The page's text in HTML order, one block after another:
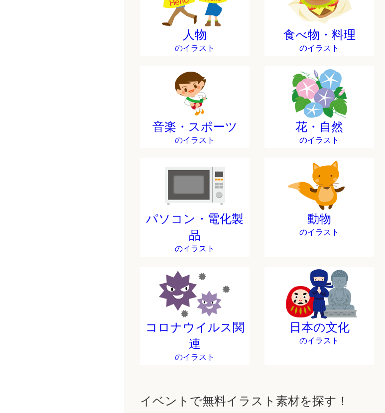
人物
のイラスト
食べ物・料理
のイラスト
音楽・スポーツ
のイラスト
花・自然
のイラスト
パソコン・電化製
品
のイラスト
動物
のイラスト
コロナウイルス関
連
のイラスト
日本の文化
のイラスト
イベントで無料イラスト素材を探す！